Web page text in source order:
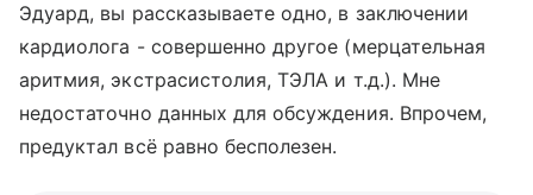
Эдуард, вы рассказываете одно, в заключении
кардиолога - совершенно другое (мерцательная
аритмия, экстрасистолия, ТЭЛА и т.д.). Мне
недостаточно данных для обсуждения. Впрочем,
предуктал всё равно бесполезен.